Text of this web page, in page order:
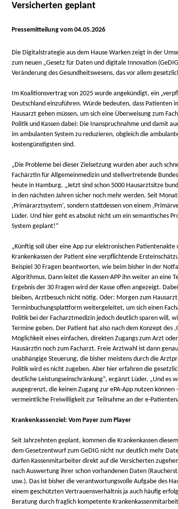
Versicherten geplant
Pressemitteilung vom 04.05.2026
Die Digitalstrategie aus dem Hause Warken zeigt in der
zum neuen „Gesetz für Daten und digitale Innovation
Veränderung des Gesundheitswesens, das vor allem
Im Koalitionsvertrag von 2025 wurde angekündigt, ein
Deutschland einzuführen. Würde bedeuten, dass Patienten
Hausarzt gehen müssen, um sich eine Überweisung zum
Politik und Kassen dabei: Die Inanspruchnahme und damit
im ambulanten System zu reduzieren, obgleich die
kostengünstigsten sind.
„Die Probleme bei dieser Zielsetzung wurden aber auch
Fachärztin für Allgemeinmedizin und stellvertretende
heute in Hamburg. „Jetzt sind schon 5000 Hausarztsitze
in den nächsten Jahren sicher noch mehr werden. Seit
‚Primärarztsystem‘, sondern stattdessen von einem
Lüder. Und hier geht es absolut nicht um ein semantisches
System geplant!“
„Künftig soll über eine App zur elektronischen
Krankenkassen der Patient eine verpflichtende
Beispiel 30 Fragen beantworten, wie beim bisher in der
Algorithmus. Dann leitet die Kassen-APP ihn weiter an eine
Ergebnis der 30 Fragen wird der Kasse offen angezeigt.
bleiben, Arztbesuch nicht nötig. Oder: Morgen zum
Terminbuchungsplattform weitergeleitet, um sich einen
Politik bei der Facharztmedizin jedoch deutlich sparen will,
Termine geben. Der Patient hat also nach dem Konzept des
Möglichkeit eines einfachen, direkten Zugangs zum Arzt
Hausärztin noch zum Facharzt. Freie Arztwahl ist dann
unabhängige Steuerung, die bisher meistens durch die
Politik wird es nicht zugeben. Aber hier erfahren die
deutliche Leistungseinschränkung“, ergänzt Lüder. „Und es
ausgegrenzt, die keinen Zugang zur ePA-App nutzen
vermeintliche Freiwilligkeit zur Teilnahme an der e-
Krankenkassenziel: Vom Payer zum Player
Seit Jahrzehnten geplant, kommen die Krankenkassen
dem Gesetzentwurf zum GeDIG nicht nur deutlich mehr
dürfen Kassenmitarbeiter direkt auf die Versicherten
nach Auswertung ihrer schon vorhandenen Daten
usw.). Das ist bisher die verantwortungsvolle Aufgabe des
einem geschützten Vertrauensverhältnis ja auch häufig
Beratung durch fraglich kompetente